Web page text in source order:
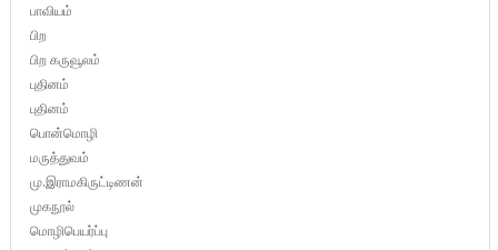
பாவியம்
பிற
பிற கருவூலம்
புதினம்
புதினம்
பொன்மொழி
மருத்துவம்
மு.இராமகிருட்டிணன்
முகநூல்
மொழிபெயர்ப்பு